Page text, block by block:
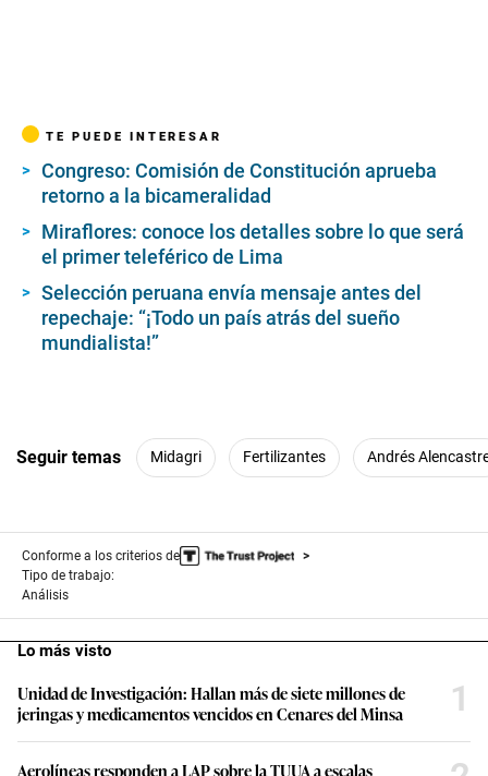
TE PUEDE INTERESAR
Congreso: Comisión de Constitución aprueba
retorno a la bicameralidad
Miraflores: conoce los detalles sobre lo que será
el primer teleférico de Lima
Selección peruana envía mensaje antes del
repechaje: “¡Todo un país atrás del sueño
mundialista!”
Seguir temas Midagri Fertilizantes Andrés
Conforme a los criterios de
Tipo de trabajo:
Análisis
Lo más visto
Unidad de Investigación: Hallan más de siete millones de
jeringas y medicamentos vencidos en Cenares del Minsa
1
Aerolíneas responden a LAP sobre la TUUA a escalas